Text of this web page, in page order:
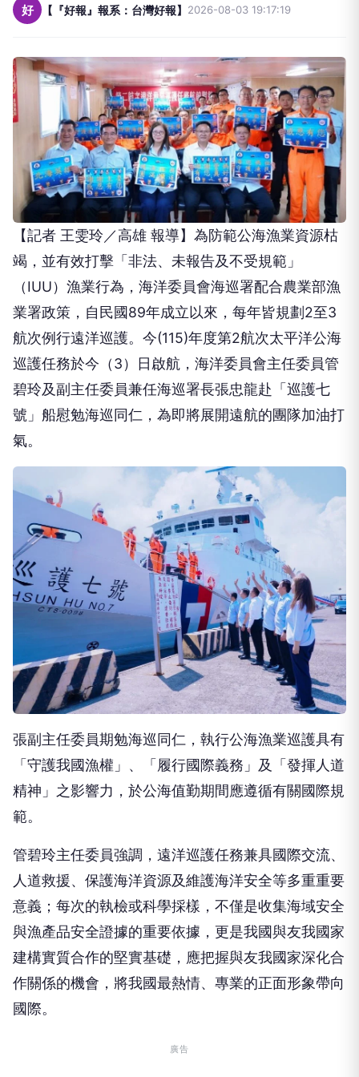
好 【『好報』報系：台灣好報】 2026-08-03 19:17:19
【記者 王雯玲／高雄 報導】為防範公海漁業資源枯
竭，並有效打擊「非法、未報告及不受規範」
（IUU）漁業行為，海洋委員會海巡署配合農業部漁
業署政策，自民國89年成立以來，每年皆規劃2至3
航次例行遠洋巡護。今(115)年度第2航次太平洋公海
巡護任務於今（3）日啟航，海洋委員會主任委員管
碧玲及副主任委員兼任海巡署長張忠龍赴「巡護七
號」船慰勉海巡同仁，為即將展開遠航的團隊加油打
氣。
張副主任委員期勉海巡同仁，執行公海漁業巡護具有
「守護我國漁權」、「履行國際義務」及「發揮人道
精神」之影響力，於公海值勤期間應遵循有關國際規
範。
管碧玲主任委員強調，遠洋巡護任務兼具國際交流、
人道救援、保護海洋資源及維護海洋安全等多重重要
意義；每次的執檢或科學採樣，不僅是收集海域安全
與漁產品安全證據的重要依據，更是我國與友我國家
建構實質合作的堅實基礎，應把握與友我國家深化合
作關係的機會，將我國最熱情、專業的正面形象帶向
國際。
廣告